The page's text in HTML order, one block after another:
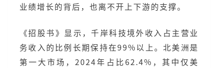
业绩增长的背后，也离不开上下游的支撑。
《招股书》显示，千岸科技境外收入占主营业
务收入的比例长期保持在99%以上。北美洲是
第一大市场，2024年占比62.4%，其中仅美